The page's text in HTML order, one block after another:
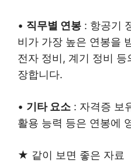
• 직무별 연봉 : 항공기
비가 가장 높은 연봉을
전자 정비, 계기 정비 등
장합니다.
• 기타 요소 : 자격증 보
활용 능력 등은 연봉에
★ 같이 보면 좋은 자료